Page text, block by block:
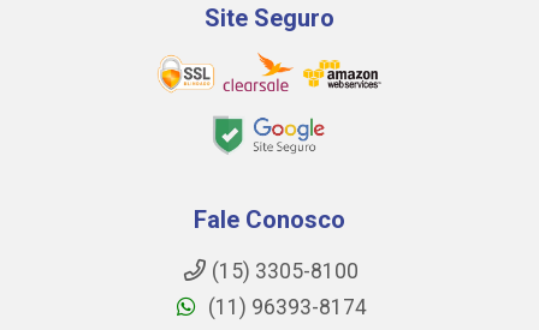
Site Seguro
Fale Conosco
(15) 3305-8100
(11) 96393-8174